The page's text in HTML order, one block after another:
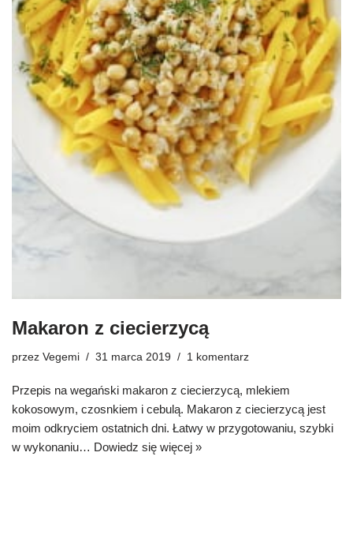
Makaron z ciecierzycą
przez Vegemi 31 marca 2019 1 komentarz
Przepis na wegański makaron z ciecierzycą, mlekiem
kokosowym, czosnkiem i cebulą. Makaron z ciecierzycą jest
moim odkryciem ostatnich dni. Łatwy w przygotowaniu, szybki
w wykonaniu… Dowiedz się więcej »